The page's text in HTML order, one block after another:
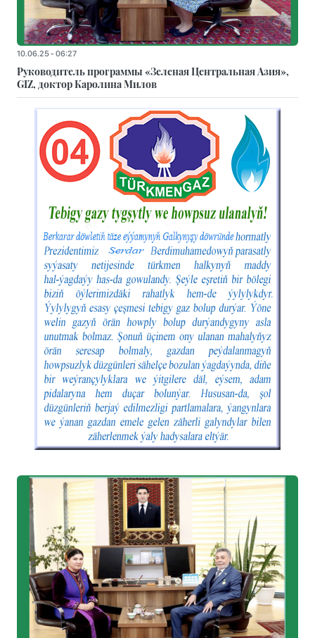
10.06.25 - 06:27
Руководитель программы «Зеленая Центральная Азия»,
GIZ, доктор Каролина Милов